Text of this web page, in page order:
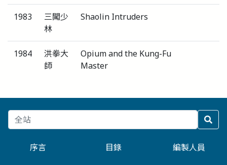
1983
三闖少
林
Shaolin Intruders
1984
洪拳大
師
Opium and the Kung-Fu
Master
序言 目錄 編製人員